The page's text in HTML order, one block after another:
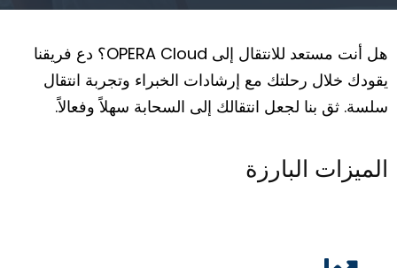
هل أنت مستعد للانتقال إلى OPERA Cloud؟ دع فريقنا
يقودك خلال رحلتك مع إرشادات الخبراء وتجربة انتقال
سلسة. ثق بنا لجعل انتقالك إلى السحابة سهلاً وفعالاً.
الميزات البارزة